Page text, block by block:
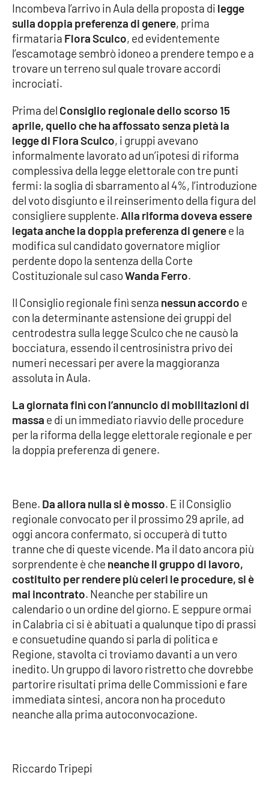
Economia e Lavoro
Politica
Sanità
Società
Sport
RUBRICHE
Good Morning Vietnam
Parchi Marini Calabria
Leggendo Alvaro insieme
Imprese Di Calabria
Le perfidie di Antonella Grippo
Venti di comunicazione
STREAMING
LaC TV
EDIZIONI
LOCALI
Catanzaro
Crotone
Vibo Valentia
Reggio Calabria
Cosenza
Lamezia Terme
PROGETTI
SPECIALI
Incombeva l’arrivo in Aula della proposta di legge
sulla doppia preferenza di genere, prima
firmataria Flora Sculco, ed evidentemente
l’escamotage sembrò idoneo a prendere tempo e a
trovare un terreno sul quale trovare accordi
incrociati.
Prima del Consiglio regionale dello scorso 15
aprile, quello che ha affossato senza pietà la
legge di Flora Sculco, i gruppi avevano
informalmente lavorato ad un’ipotesi di riforma
complessiva della legge elettorale con tre punti
fermi: la soglia di sbarramento al 4%, l’introduzione
del voto disgiunto e il reinserimento della figura del
consigliere supplente. Alla riforma doveva essere
legata anche la doppia preferenza di generee la
modifica sul candidato governatore miglior
perdente dopo la sentenza della Corte
Costituzionale sul casoWanda Ferro.
Il Consiglio regionale finì senza nessun accordo e
con la determinante astensione dei gruppi del
centrodestra sulla legge Sculco che ne causò la
bocciatura, essendo il centrosinistra privo dei
numeri necessari per avere la maggioranza
assoluta in Aula.
La giornata finì con l’annuncio di mobilitazioni di
massa e di un immediato riavvio delle procedure
per la riforma della legge elettorale regionale e per
la doppia preferenza di genere.
Bene. Da allora nulla si è mosso. E il Consiglio
regionale convocato per il prossimo 29 aprile, ad
oggi ancora confermato, si occuperà di tutto
tranne che di queste vicende. Ma il dato ancora più
sorprendente è che neanche il gruppo di lavoro,
costituito per rendere più celeri le procedure, si è
mai incontrato. Neanche per stabilire un
calendario o un ordine del giorno. E seppure ormai
in Calabria ci si è abituati a qualunque tipo di prassi
e consuetudine quando si parla di politica e
Regione, stavolta ci troviamo davanti a un vero
inedito. Un gruppo di lavoro ristretto che dovrebbe
partorire risultati prima delle Commissioni e fare
immediata sintesi, ancora non ha proceduto
neanche alla prima autoconvocazione.
Riccardo Tripepi